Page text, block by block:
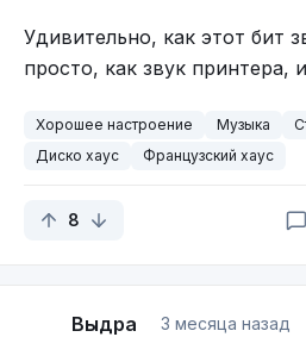
Удивительно, как этот бит
просто, как звук принтера,
Хорошее настроение Музыка
Диско хаус
Французский хаус
8
Выдра 3 месяца назад